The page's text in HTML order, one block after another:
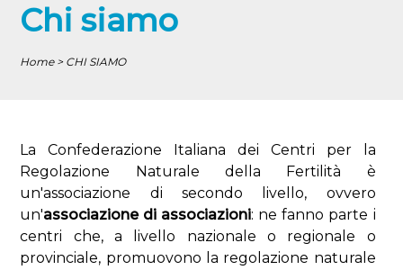
Chi siamo
Home > CHI SIAMO
La Confederazione Italiana dei Centri per la
Regolazione Naturale della Fertilità è
un'associazione di secondo livello, ovvero
un'associazione di associazioni: ne fanno parte i
centri che, a livello nazionale o regionale o
provinciale, promuovono la regolazione naturale